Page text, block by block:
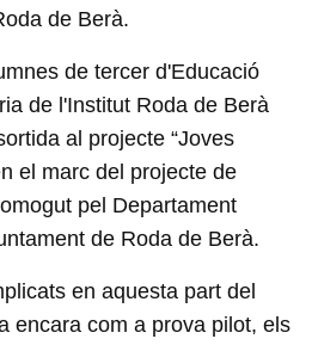
de Berà.
de tercer d'Educació
de l'Institut Roda de Berà
al projecte “Joves
el marc del projecte de
pel Departament
de Roda de Berà.
en aquesta part del
encara com a prova pilot, els